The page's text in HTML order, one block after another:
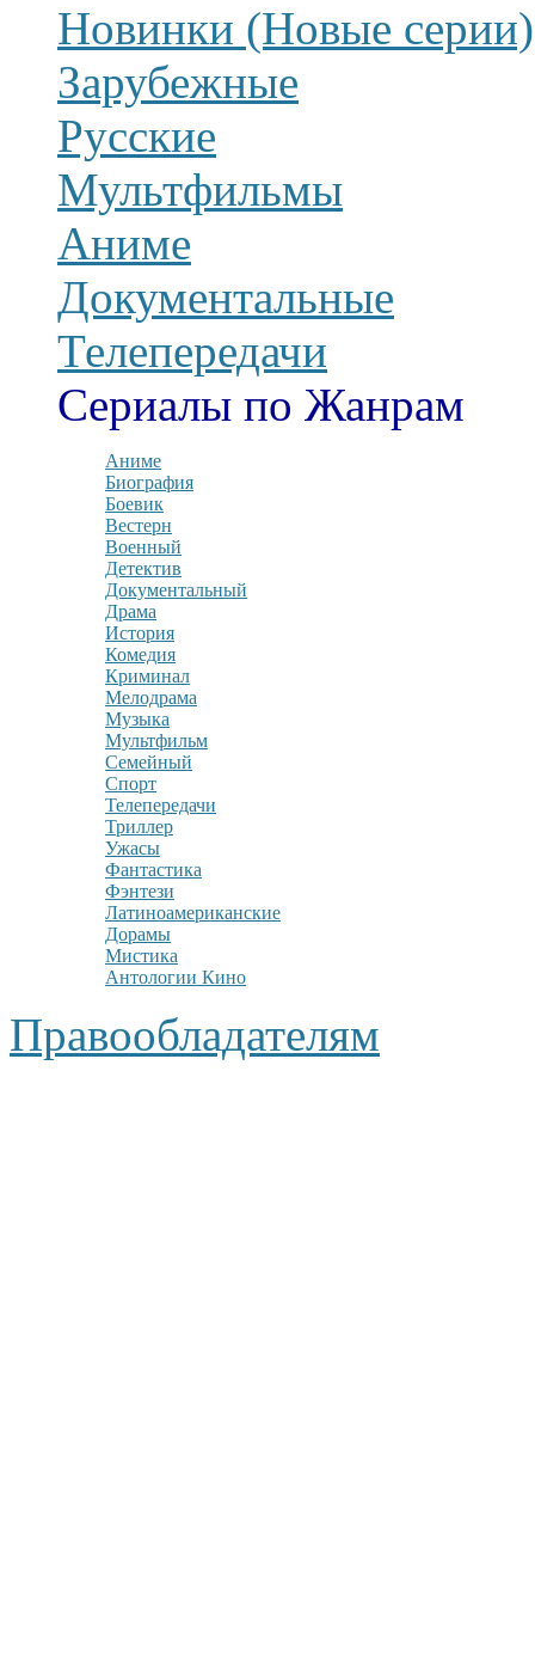
Новинки (Новые серии)
Зарубежные
Русские
Мультфильмы
Аниме
Документальные
Телепередачи
Сериалы по Жанрам
Аниме
Биография
Боевик
Вестерн
Военный
Детектив
Документальный
Драма
История
Комедия
Криминал
Мелодрама
Музыка
Мультфильм
Семейный
Спорт
Телепередачи
Триллер
Ужасы
Фантастика
Фэнтези
Латиноамериканские
Дорамы
Мистика
Антологии Кино
Правообладателям